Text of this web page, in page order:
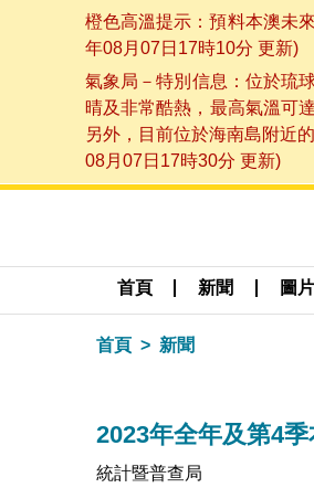
橙色高溫提示：預料本澳未
年08月07日17時10分 更新)
氣象局－特別信息：位於琉
晴及非常酷熱，最高氣溫可
另外，目前位於海南島附近
08月07日17時30分 更新)
首頁 新聞 圖片
首頁 新聞
2023年全年及第4
統計暨普查局